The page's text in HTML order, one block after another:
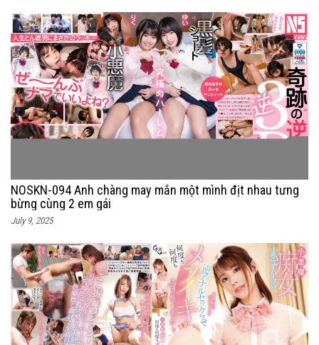
NOSKN-094 Anh chàng may mắn một mình địt nhau tưng
bừng cùng 2 em gái
July 9, 2025